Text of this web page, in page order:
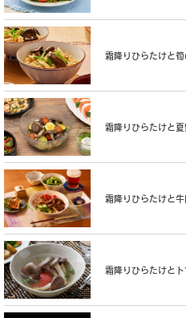
霜降りひらたけと
霜降りひらたけと
霜降りひらたけと
霜降りひらたけと